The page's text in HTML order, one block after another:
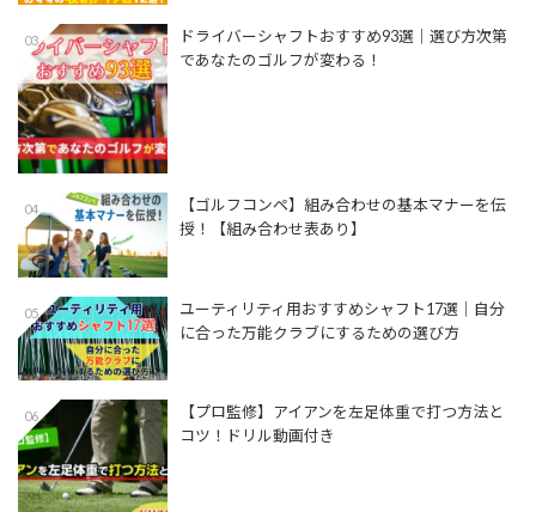
03
ドライバーシャフトおすすめ93選│選び方次第
であなたのゴルフが変わる！
04
【ゴルフコンペ】組み合わせの基本マナーを伝
授！【組み合わせ表あり】
05
ユーティリティ用おすすめシャフト17選│自分
に合った万能クラブにするための選び方
06
【プロ監修】アイアンを左足体重で打つ方法と
コツ！ドリル動画付き